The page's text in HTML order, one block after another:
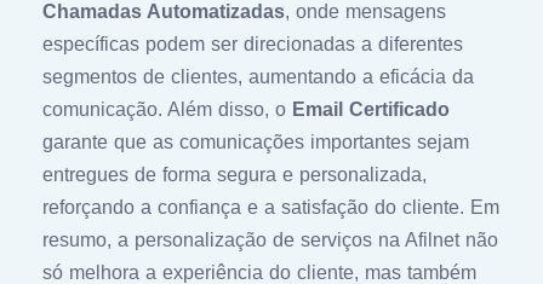
Chamadas Automatizadas, onde mensagens
específicas podem ser direcionadas a diferentes
segmentos de clientes, aumentando a eficácia da
comunicação. Além disso, o Email Certificado
garante que as comunicações importantes sejam
entregues de forma segura e personalizada,
reforçando a confiança e a satisfação do cliente. Em
resumo, a personalização de serviços na Afilnet não
só melhora a experiência do cliente, mas também